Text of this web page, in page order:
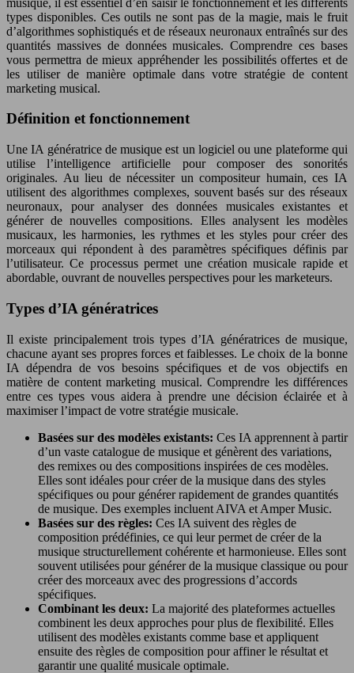
types disponibles. Ces outils ne sont pas de la magie, mais le fruit
d’algorithmes sophistiqués et de réseaux neuronaux entraînés sur des
quantités massives de données musicales. Comprendre ces bases
vous permettra de mieux appréhender les possibilités offertes et de
les utiliser de manière optimale dans votre stratégie de content
marketing musical.
Définition et fonctionnement
Une IA génératrice de musique est un logiciel ou une plateforme qui
utilise l’intelligence artificielle pour composer des sonorités
originales. Au lieu de nécessiter un compositeur humain, ces IA
utilisent des algorithmes complexes, souvent basés sur des réseaux
neuronaux, pour analyser des données musicales existantes et
générer de nouvelles compositions. Elles analysent les modèles
musicaux, les harmonies, les rythmes et les styles pour créer des
morceaux qui répondent à des paramètres spécifiques définis par
l’utilisateur. Ce processus permet une création musicale rapide et
abordable, ouvrant de nouvelles perspectives pour les marketeurs.
Types d’IA génératrices
Il existe principalement trois types d’IA génératrices de musique,
chacune ayant ses propres forces et faiblesses. Le choix de la bonne
IA dépendra de vos besoins spécifiques et de vos objectifs en
matière de content marketing musical. Comprendre les différences
entre ces types vous aidera à prendre une décision éclairée et à
maximiser l’impact de votre stratégie musicale.
Basées sur des modèles existants: Ces IA apprennent à partir
d’un vaste catalogue de musique et génèrent des variations,
des remixes ou des compositions inspirées de ces modèles.
Elles sont idéales pour créer de la musique dans des styles
spécifiques ou pour générer rapidement de grandes quantités
de musique. Des exemples incluent AIVA et Amper Music.
Basées sur des règles: Ces IA suivent des règles de
composition prédéfinies, ce qui leur permet de créer de la
musique structurellement cohérente et harmonieuse. Elles sont
souvent utilisées pour générer de la musique classique ou pour
créer des morceaux avec des progressions d’accords
spécifiques.
Combinant les deux: La majorité des plateformes actuelles
combinent les deux approches pour plus de flexibilité. Elles
utilisent des modèles existants comme base et appliquent
ensuite des règles de composition pour affiner le résultat et
garantir une qualité musicale optimale.